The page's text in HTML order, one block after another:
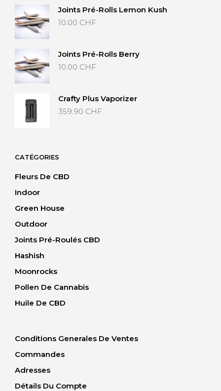
Joints Pré-Rolls Lemon Kush
10.00 CHF
Joints Pré-Rolls Berry
10.00 CHF
Crafty Plus Vaporizer
359.90 CHF
CATÉGORIES
Fleurs De CBD
Indoor
Green House
Outdoor
Joints Pré-Roulés CBD
Hashish
Moonrocks
Pollen De Cannabis
Huile De CBD
Conditions Generales De Ventes
Commandes
Adresses
Détails Du Compte